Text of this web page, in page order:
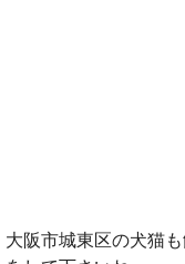
大阪市城東区の犬猫